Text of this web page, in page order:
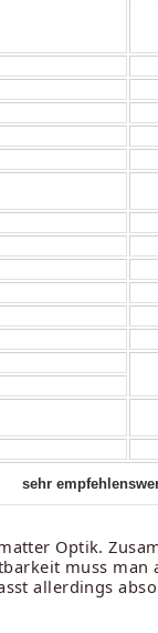
sehr
Optik.
muss
allerdings